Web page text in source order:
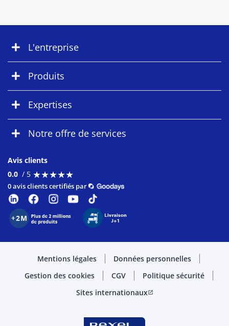
L'entreprise
Produits
Expertises
Notre offre de services
Avis clients
0.0 / 5 ★★★★★
★★★★★
0 avis clients certifiés par
Mentions légales
Données personnelles
Gestion des cookies
CGV
Politique sécurité
Sites internationauxopen_in_new